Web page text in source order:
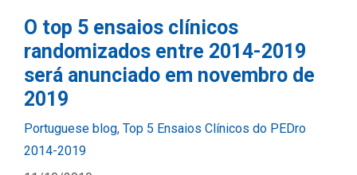
O top 5 ensaios clínicos
randomizados entre 2014-2019
será anunciado em novembro de
2019
Categories
Portuguese blog, Top 5 Ensaios Clínicos do PEDro
2014-2019